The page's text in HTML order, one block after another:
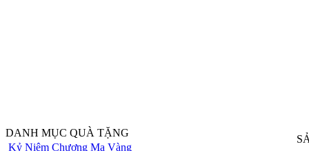
DANH MỤC QUÀ TẶNG
Kỷ Niệm Chương Mạ Vàng